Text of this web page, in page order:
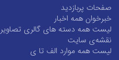
صفحات پربازدید
خبرخوان همه اخبار
لیست همه دسته های گالری تصاویر
نقشه‌ی سایت
لیست همه موارد الف تا ی